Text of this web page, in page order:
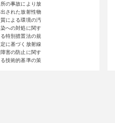
所の事故により放
出された放射性物
質による環境の汚
染への対処に関す
る特別措置法の規
定に基づく放射線
障害の防止に関す
る技術的基準の策